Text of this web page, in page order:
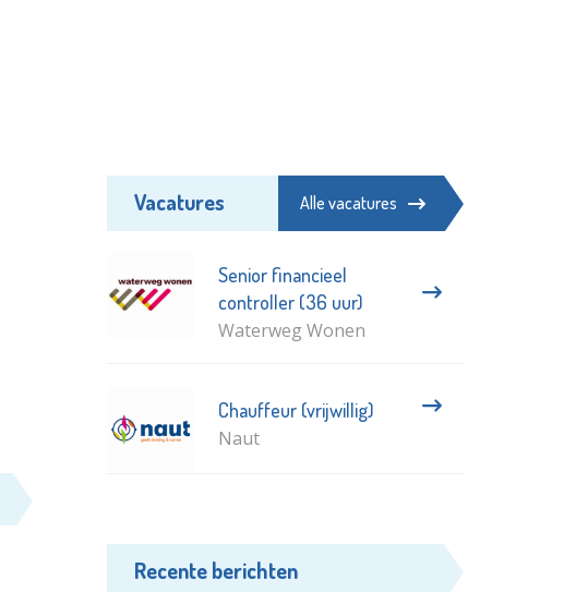
Vacatures Alle vacatures
Senior financieel
controller (36 uur)
Waterweg Wonen
Chauffeur (vrijwillig)
Naut
Recente berichten